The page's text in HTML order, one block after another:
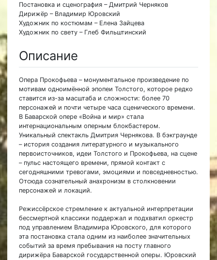
Постановка и сценография – Дмитрий Черняков
Дирижёр – Владимир Юровский
Художник по костюмам – Елена Зайцева
Художник по свету – Глеб Фильштинский
Описание
Опера Прокофьева – монументальное произведение по
мотивам одноимённой эпопеи Толстого, которое редко
ставится из-за масштаба и сложности: более 70
персонажей и почти четыре часа сценического времени.
В Баварской опере «Война и мир» стала
интернациональным оперным блокбастером.
Уникальный спектакль Дмитрия Чернякова. В бэкграунде
– история создания литературного и музыкального
первоисточников, идеи Толстого и Прокофьева, на сцене
– пульс настоящего времени, прямой контакт с
сегодняшними тревогами, эмоциями и повседневностью.
Отсюда сознательный анахронизм в столкновении
персонажей и локаций.
Режиссёрское стремление к актуальной интерпретации
бессмертной классики поддержал и подхватил оркестр
под управлением Владимира Юровского, для которого
эта постановка стала одним из наиболее значительных
событий за время пребывания на посту главного
дирижёра Баварской государственной оперы. Юровский